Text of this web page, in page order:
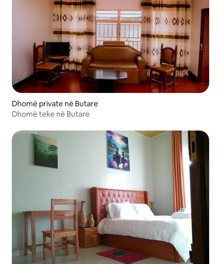
Dhomë private në Butare
Dhomë teke në Butare